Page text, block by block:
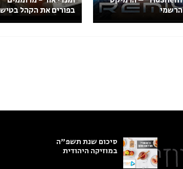
הרשמי
בפורים את הקהל בטיש
סיכום שנת תשפ"ה
במוזיקה היהודית